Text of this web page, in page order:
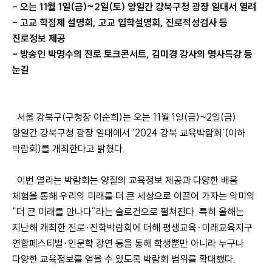
- 오는 11월 1일(금)~2일(토) 양일간 강북구청 광장 일대서 열려
- 고교 학점제 설명회, 고교 입학설명회, 진로적성검사 등
진로정보 제공
- 방송인 박명수의 진로 토크콘서트, 김미경 강사의 명사특강 등
눈길
서울 강북구(구청장 이순희)는 오는 11월 1일(금)~2일(금)
양일간 강북구청 광장 일대에서 ‘2024 강북 교육박람회’(이하
박람회)를 개최한다고 밝혔다.
이번 열리는 박람회는 양질의 교육정보 제공과 다양한 배움
체험을 통해 우리의 미래를 더 큰 세상으로 이끌어 가자는 의미의
“더 큰 미래를 만나다”라는 슬로건으로 펼쳐진다. 특히 올해는
지난해 개최한 진로·진학박람회에 더해 평생교육·미래교육지구
연합페스티벌·인문학 강연 등을 통해 학생뿐만 아니라 누구나
다양한 교육정보를 얻을 수 있도록 박람회 범위를 확대했다.